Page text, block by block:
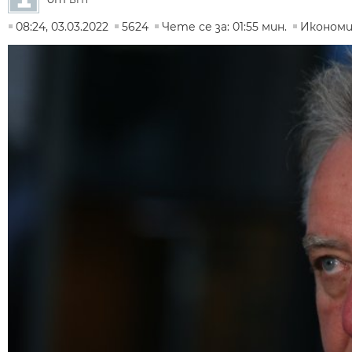
08:24, 03.03.2022 5624 Чете се за: 01:55 мин.